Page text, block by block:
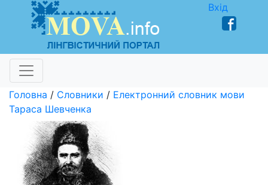
Вхід
Головна / Словники / Електронний словник мови
Тараса Шевченка